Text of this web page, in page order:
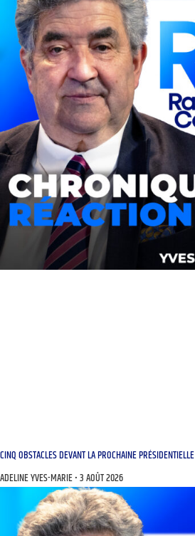
CINQ OBSTACLES DEVANT LA PROCHAINE PRÉSIDENTIELLE
ADELINE YVES-MARIE 3 AOÛT 2026